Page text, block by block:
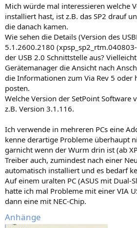
Mich würde mal interessieren welche
installiert hast, ist z.B. das SP2 drauf
die danach kamen.
Wie sehen die Details (Version des
5.1.2600.2180
der USB 2.0 Schnittstelle aus?
Gerätemanager die Ansicht nach
die Informationen zum Via Rev 5 oder
posten.
Welche Version der SetPoint Software
z.B. Version 3.1.116.
Ich verwende in mehreren PCs eine
kenne derartige Probleme überhaupt
garnicht wenn der Wurm drin ist (ab
Treiber auch, zumindest nach einer
automatisch installiert und es bedarf
Auf einem uralten PC (ASUS mit Dual-
hatte ich mal Probleme mit einer VIA
dann eine mit NEC-Chip.
Anhänge